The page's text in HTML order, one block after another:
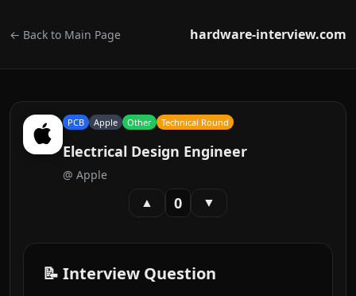
← Back to Main Page hardware-interview.com
PCB Apple Other Technical Round
Electrical Design Engineer
@ Apple
▲ 0 ▼
📝 Interview Question